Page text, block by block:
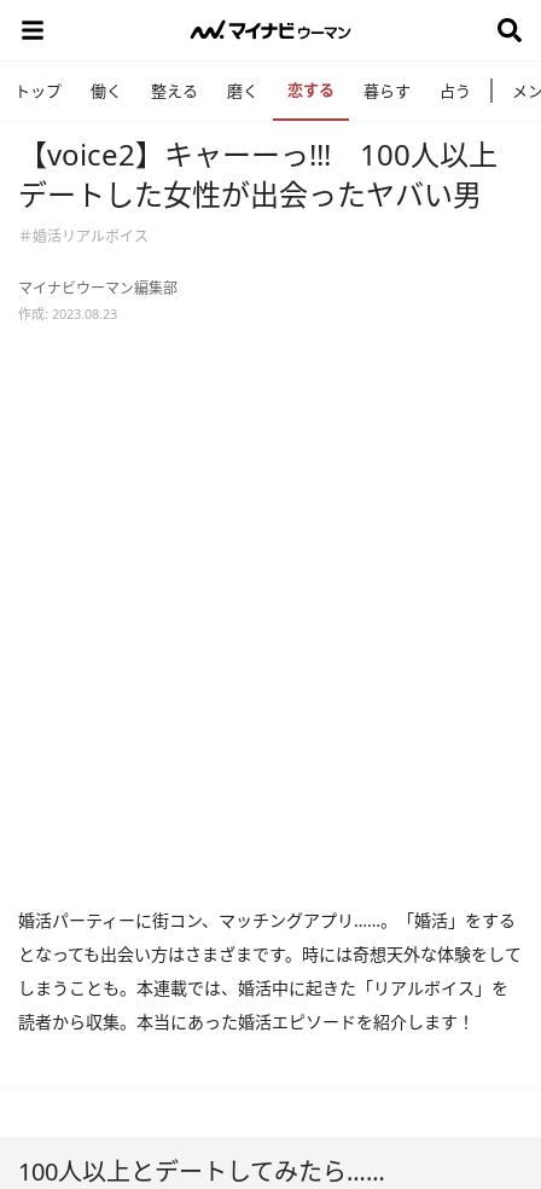
トップ 働く 整える 磨く 恋する 暮らす 占う メ
【voice2】キャーーっ!!! 100人以上
デートした女性が出会ったヤバい男
＃婚活リアルボイス
マイナビウーマン編集部
作成: 2023.08.23
婚活パーティーに街コン、マッチングアプリ……。「婚活」をする
となっても出会い方はさまざまです。時には奇想天外な体験をして
しまうことも。本連載では、婚活中に起きた「リアルボイス」を
読者から収集。本当にあった婚活エピソードを紹介します！
100人以上とデートしてみたら……